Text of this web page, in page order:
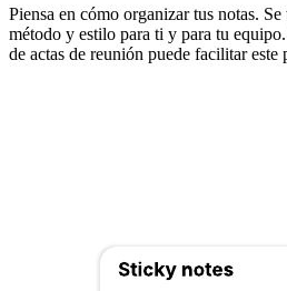
Piensa en cómo organizar tus notas.
método y estilo para ti y para tu
de actas de reunión puede facilitar este